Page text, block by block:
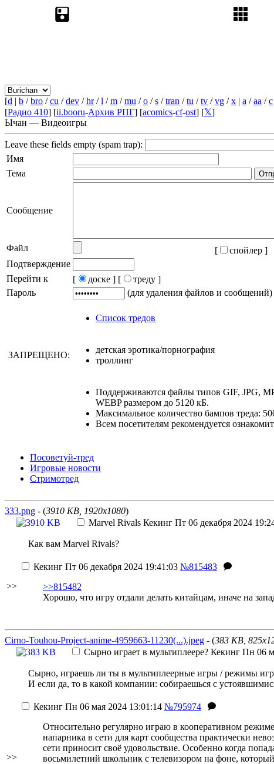
[d | b /bro /cu /dev /hr/l /m /mu /o /s /tran /tu /tv /vg /x | a /aa /c
[Радио 410] [ii.booru-Архив РПГ] [acomics-cf-ost] [𝕏]
Ычан — Видеоигры
Leave these fields empty (spam trap):
Имя
Тема
Сообщение
Файл [
спойлер ]
Подтверждение
Перейти к
[ доске ] [
треду ]
Пароль
(для удаления файлов и сообщений)
Список тредов
ЗАПРЕЩЕНО:
детская эротика/порнография
троллинг
Поддерживаются файлы типов GIF, JPG,
WEBP размером до 5120 кБ.
Максимальное количество бампов треда:
Всем посетителям рекомендуется
Посоветуй-тред
Игровые новости
Стримотред
333.png - (3910 KB, 1920x1080)
Marvel Rivals Кекинг Пт 06 декабря 2024
Как вам Marvel Rivals?
>>
Кекинг Пт 06 декабря 2024 19:41:03 №815483
>>815482
Хорошо, что игру отдали делать китайцам, иначе на
Cirno-Touhou-Project-anime-4959663-11230(...).jpeg - (383 KB,
Сырно играет в мультиплеере? Кекинг Пн 06
Сырно, играешь ли ты в мультиплеерные игры / режимы
И если да, то в какой компании: собираешься с
>>
Кекинг Пн 06 мая 2024 13:01:14 №795974
Относительно регулярно играю в кооперативном
напарника в сети для карт сообщества практически
сети приносит своё удовольствие. Особенно когда
восьмилетний школьник с телевизором на фоне,